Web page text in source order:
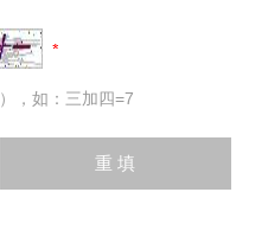
，如：三加四=7